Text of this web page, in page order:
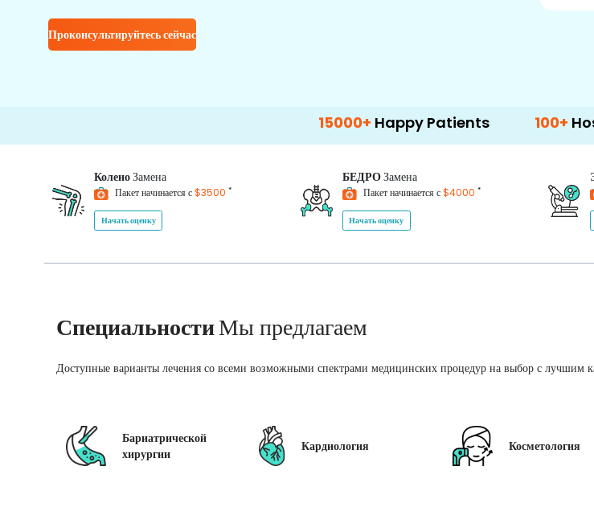
Проконсультируйтесь сейчас
Happy Patients 100+ Hospitals &
КоленоЗамена
Пакет начинается с$3500 *
Начать оценку
БЕДРОЗамена
Пакет начинается с$4000 *
Начать оценку
СпециальностиМы предлагаем
Доступные варианты лечения со всеми возможными спектрами медицинских процедур на выбор с лучшим
Бариатрической
хирургии
Кардиология Косметология